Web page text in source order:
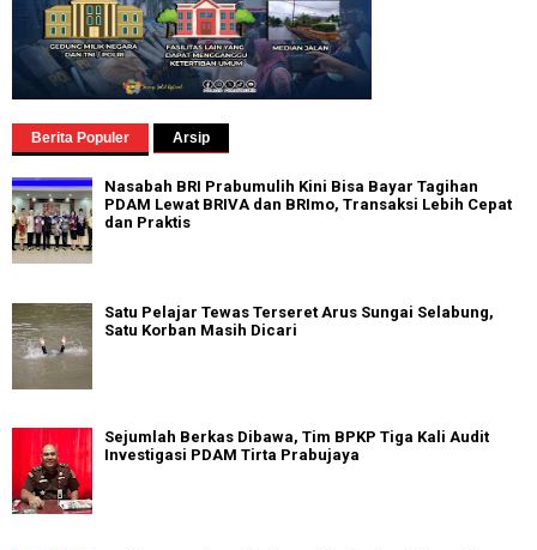
Berita Populer Arsip
Nasabah BRI Prabumulih Kini Bisa Bayar Tagihan
PDAM Lewat BRIVA dan BRImo, Transaksi Lebih Cepat
dan Praktis
Satu Pelajar Tewas Terseret Arus Sungai Selabung,
Satu Korban Masih Dicari
Sejumlah Berkas Dibawa, Tim BPKP Tiga Kali Audit
Investigasi PDAM Tirta Prabujaya